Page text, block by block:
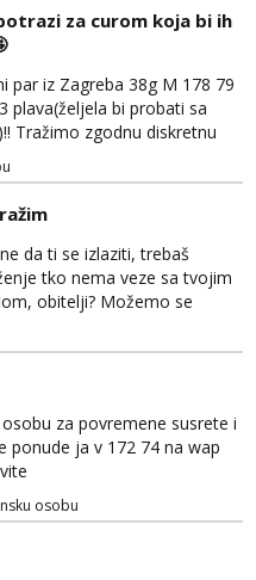
Kontakt 0958759047
za curom koja bi ih
par iz Zagreba 38g M 178 79
plava(željela bi probati sa
Tražimo zgodnu diskretnu
promatrala dok imamo
se pridruziti ali i ne
diskretno anonimno
puno.Sliku mozemo
uzivo se upoznati. Na
poslije tog mozemo se
mail il...
da ti se izlaziti, trebaš
tko nema veze sa tvojim
obitelji? Možemo se
na razne načine. Makni se
samnom. Javi se na
Varaždin i okolica.
za povremene susrete i
ponude ja v 172 74 na wap
osobu